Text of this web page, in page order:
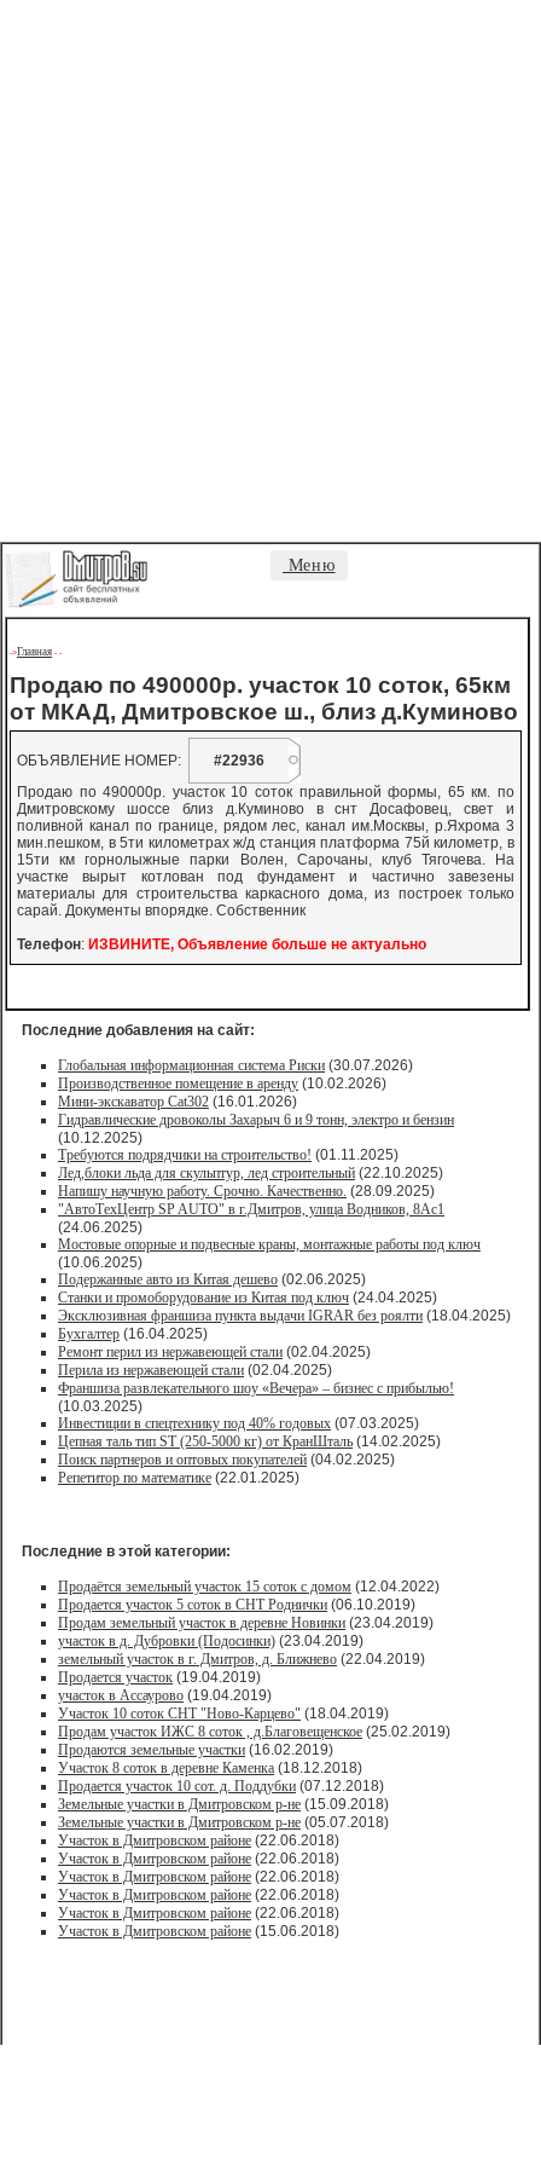
Меню
->Главная - -
Продаю по 490000р. участок 10 соток, 65км
от МКАД, Дмитровское ш., близ д.Куминово
ОБЪЯВЛЕНИЕ НОМЕР:
#22936
Продаю по 490000р. участок 10 соток правильной формы, 65 км. по
Дмитровскому шоссе близ д.Куминово в снт Досафовец, свет и
поливной канал по границе, рядом лес, канал им.Москвы, р.Яхрома 3
мин.пешком, в 5ти километрах ж/д станция платформа 75й километр, в
15ти км горнолыжные парки Волен, Сарочаны, клуб Тягочева. На
участке вырыт котлован под фундамент и частично завезены
материалы для строительства каркасного дома, из построек только
сарай. Документы впорядке. Собственник
Телефон: ИЗВИНИТЕ, Объявление больше не актуально
Последние добавления на сайт:
Глобальная информационная система Риски (30.07.2026)
Производственное помещение в аренду (10.02.2026)
Мини-экскаватор Cat302 (16.01.2026)
Гидравлические дровоколы Захарыч 6 и 9 тонн, электро и бензин
(10.12.2025)
Требуются подрядчики на строительство! (01.11.2025)
Лед,блоки льда для скульптур, лед строительный (22.10.2025)
Напишу научную работу. Срочно. Качественно. (28.09.2025)
"АвтоТехЦентр SP AUTO" в г.Дмитров, улица Водников, 8Ас1
(24.06.2025)
Мостовые опорные и подвесные краны, монтажные работы под ключ
(10.06.2025)
Подержанные авто из Китая дешево (02.06.2025)
Станки и промоборудование из Китая под ключ (24.04.2025)
Эксклюзивная франшиза пункта выдачи IGRAR без роялти (18.04.2025)
Бухгалтер (16.04.2025)
Ремонт перил из нержавеющей стали (02.04.2025)
Перила из нержавеющей стали (02.04.2025)
Франшиза развлекательного шоу «Вечера» – бизнес с прибылью!
(10.03.2025)
Инвестиции в спецтехнику под 40% годовых (07.03.2025)
Цепная таль тип ST (250-5000 кг) от КранШталь (14.02.2025)
Поиск партнеров и оптовых покупателей (04.02.2025)
Репетитор по математике (22.01.2025)
Последние в этой категории:
Продаётся земельный участок 15 соток с домом (12.04.2022)
Продается участок 5 соток в СНТ Роднички (06.10.2019)
Продам земельный участок в деревне Новинки (23.04.2019)
участок в д. Дубровки (Подосинки) (23.04.2019)
земельный участок в г. Дмитров, д. Ближнево (22.04.2019)
Продается участок (19.04.2019)
участок в Ассаурово (19.04.2019)
Участок 10 соток СНТ "Ново-Карцево" (18.04.2019)
Продам участок ИЖС 8 соток , д.Благовещенское (25.02.2019)
Продаются земельные участки (16.02.2019)
Участок 8 соток в деревне Каменка (18.12.2018)
Продается участок 10 сот. д. Поддубки (07.12.2018)
Земельные участки в Дмитровском р-не (15.09.2018)
Земельные участки в Дмитровском р-не (05.07.2018)
Участок в Дмитровском районе (22.06.2018)
Участок в Дмитровском районе (22.06.2018)
Участок в Дмитровском районе (22.06.2018)
Участок в Дмитровском районе (22.06.2018)
Участок в Дмитровском районе (22.06.2018)
Участок в Дмитровском районе (15.06.2018)